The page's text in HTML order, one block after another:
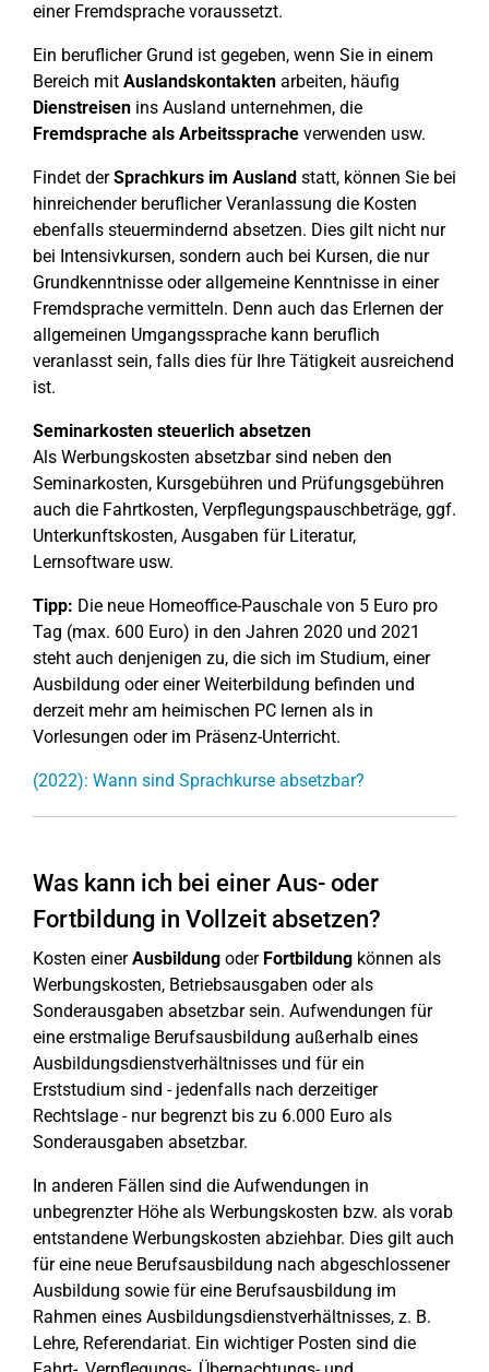
einer Fremdsprache voraussetzt.
Ein beruflicher Grund ist gegeben, wenn Sie in einem
Bereich mit Auslandskontakten arbeiten, häufig
Dienstreisen ins Ausland unternehmen, die
Fremdsprache als Arbeitssprache verwenden usw.
Findet derSprachkurs im Ausland statt, können Sie bei
hinreichender beruflicher Veranlassung die Kosten
ebenfalls steuermindernd absetzen. Dies gilt nicht nur
bei Intensivkursen, sondern auch bei Kursen, die nur
Grundkenntnisse oder allgemeine Kenntnisse in einer
Fremdsprache vermitteln. Denn auch das Erlernen der
allgemeinen Umgangssprache kann beruflich
veranlasst sein, falls dies für Ihre Tätigkeit ausreichend
ist.
Seminarkosten steuerlich absetzen
Als Werbungskosten absetzbar sind neben den
Seminarkosten, Kursgebühren und Prüfungsgebühren
auch die Fahrtkosten, Verpflegungspauschbeträge, ggf.
Unterkunftskosten, Ausgaben für Literatur,
Lernsoftware usw.
Tipp: Die neue Homeoffice-Pauschale von 5 Euro pro
Tag (max. 600 Euro) in den Jahren 2020 und 2021
steht auch denjenigen zu, die sich im Studium, einer
Ausbildung oder einer Weiterbildung befinden und
derzeit mehr am heimischen PC lernen als in
Vorlesungen oder im Präsenz-Unterricht.
(2022): Wann sind Sprachkurse absetzbar?
Was kann ich bei einer Aus- oder
Fortbildung in Vollzeit absetzen?
Kosten einerAusbildung oder Fortbildung können als
Werbungskosten, Betriebsausgaben oder als
Sonderausgaben absetzbar sein. Aufwendungen für
eine erstmalige Berufsausbildung außerhalb eines
Ausbildungsdienstverhältnisses und für ein
Erststudium sind - jedenfalls nach derzeitiger
Rechtslage - nur begrenzt bis zu 6.000 Euro als
Sonderausgaben absetzbar.
In anderen Fällen sind die Aufwendungen in
unbegrenzter Höhe als Werbungskosten bzw. als vorab
entstandene Werbungskosten abziehbar. Dies gilt auch
für eine neue Berufsausbildung nach abgeschlossener
Ausbildung sowie für eine Berufsausbildung im
Rahmen eines Ausbildungsdienstverhältnisses, z. B.
Lehre, Referendariat. Ein wichtiger Posten sind die